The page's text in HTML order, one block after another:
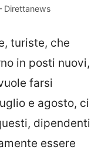
Direttanews
turiste, che
in posti nuovi,
farsi
e agosto, ci
dipendenti
essere